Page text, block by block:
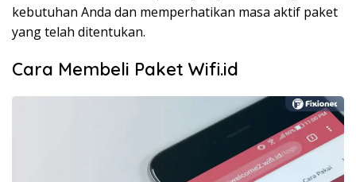
kebutuhan Anda dan memperhatikan masa aktif paket
yang telah ditentukan.
Cara Membeli Paket Wifi.id